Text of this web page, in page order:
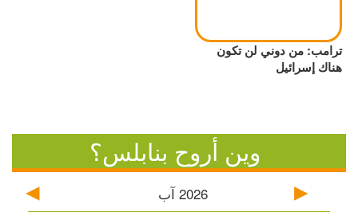
ترامب: من دوني لن تكون
هناك إسرائيل
وين أروح بنابلس؟
2026 آب